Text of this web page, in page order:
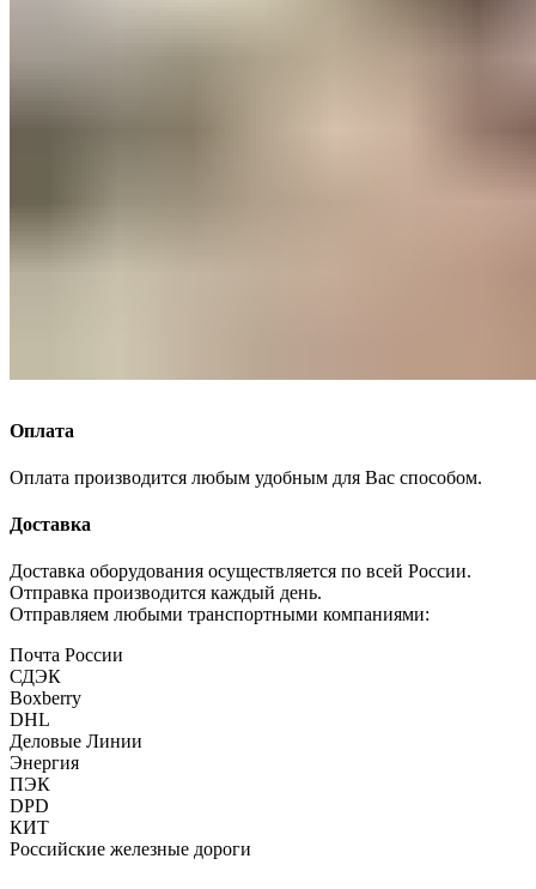
Оплата
Оплата производится любым удобным для Вас способом.
Доставка
Доставка оборудования осуществляется по всей России.
Отправка производится каждый день.
Отправляем любыми транспортными компаниями:
Почта России
СДЭК
Boxberry
DHL
Деловые Линии
Энергия
ПЭК
DPD
КИТ
Российские железные дороги